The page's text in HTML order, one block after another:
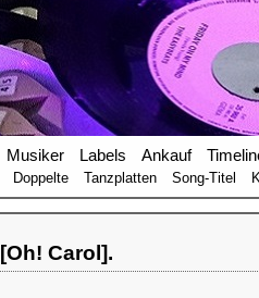
Musiker Labels Ankauf
Doppelte Tanzplatten Song-Titel
Carol].